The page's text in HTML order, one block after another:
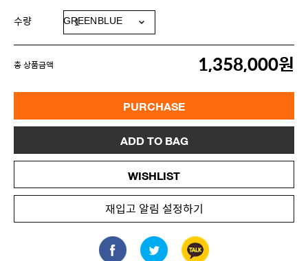
수량
총 상품금액 1,358,000원
PURCHASE
ADD TO BAG
WISHLIST
재입고 알림 설정하기